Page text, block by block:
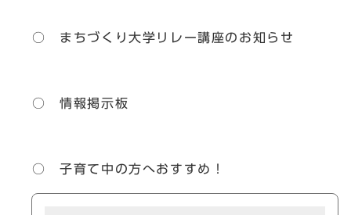
○ まちづくり大学リレー講座のお知らせ
○ 情報掲示板
○ 子育て中の方へおすすめ！